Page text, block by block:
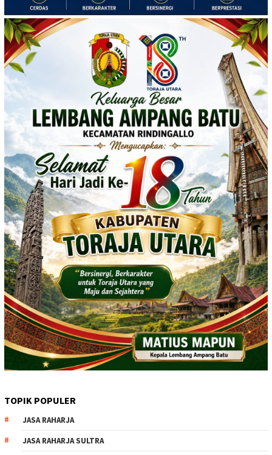
TOPIK POPULER
JASA RAHARJA
JASA RAHARJA SULTRA